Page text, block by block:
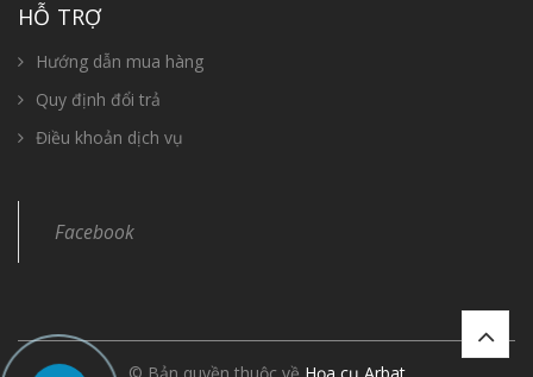
HỖ TRỢ
Hướng dẫn mua hàng
Quy định đổi trả
Điều khoản dịch vụ
Facebook
© Bản quyền thuộc về Họa cụ Arbat